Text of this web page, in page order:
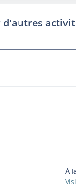
d'autres